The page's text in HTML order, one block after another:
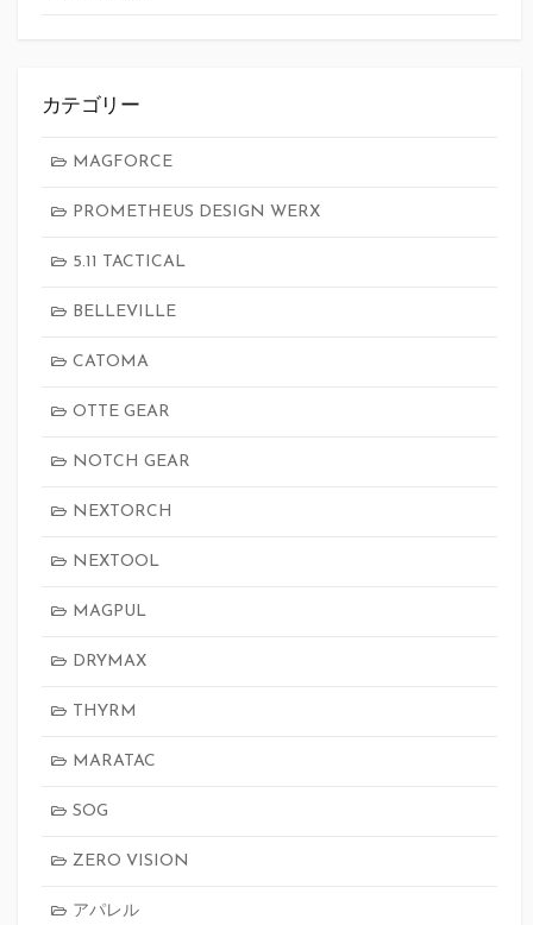
カテゴリー
MAGFORCE
PROMETHEUS DESIGN WERX
5.11 TACTICAL
BELLEVILLE
CATOMA
OTTE GEAR
NOTCH GEAR
NEXTORCH
NEXTOOL
MAGPUL
DRYMAX
THYRM
MARATAC
SOG
ZERO VISION
アパレル